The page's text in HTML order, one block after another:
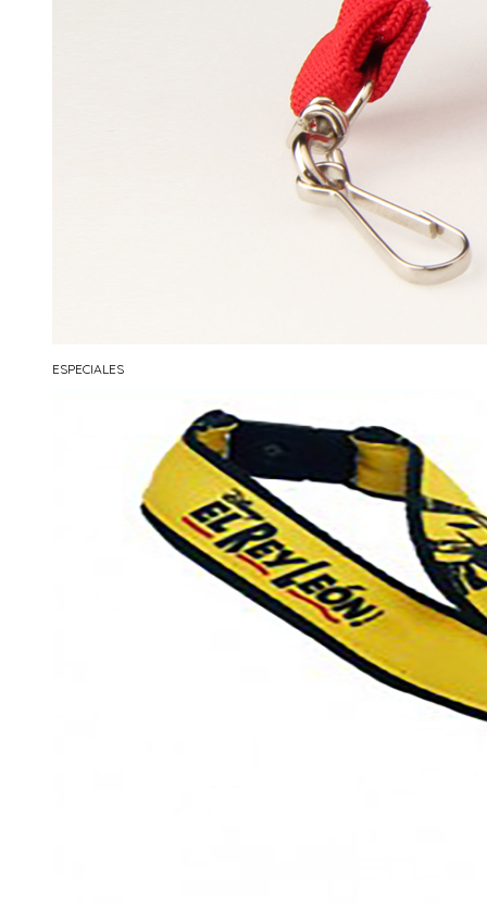
ESPECIALES